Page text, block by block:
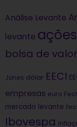
Análise Levante
levante ações
bolsa de
Jones dólar EECI
empresas euro
mercado levante
Ibovespa